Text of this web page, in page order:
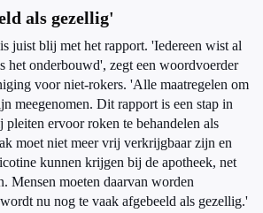
als gezellig'
juist blij met het rapport. 'Iedereen wist al
het onderbouwd', zegt een woordvoerder
voor niet-rokers. 'Alle maatregelen om
meegenomen. Dit rapport is een stap in
ervoor roken te behandelen als
moet niet meer vrij verkrijgbaar zijn en
kunnen krijgen bij de apotheek, net
Mensen moeten daarvan worden
nu nog te vaak afgebeeld als gezellig.'